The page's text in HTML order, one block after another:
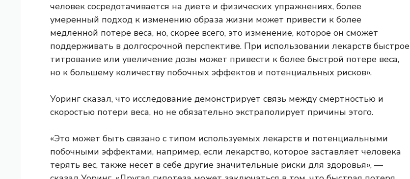
человек сосредотачивается на диете и физических упражнениях, более
умеренный подход к изменению образа жизни может привести к более
медленной потере веса, но, скорее всего, это изменение, которое он сможет
поддерживать в долгосрочной перспективе. При использовании лекарств быстрое
титрование или увеличение дозы может привести к более быстрой потере веса,
но к большему количеству побочных эффектов и потенциальных рисков».
Уоринг сказал, что исследование демонстрирует связь между смертностью и
скоростью потери веса, но не обязательно экстраполирует причины этого.
«Это может быть связано с типом используемых лекарств и потенциальными
побочными эффектами, например, если лекарство, которое заставляет человека
терять вес, также несет в себе другие значительные риски для здоровья», —